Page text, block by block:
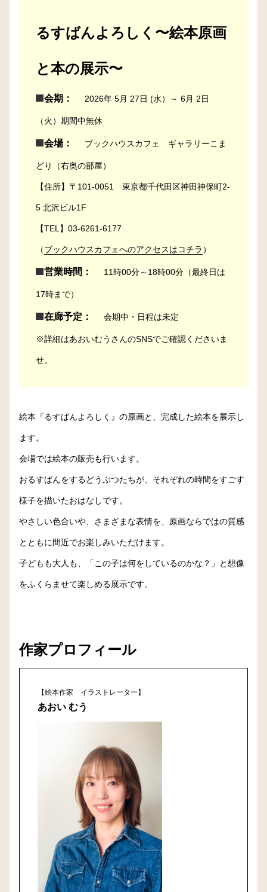
るすばんよろしく〜絵本原画
と本の展示〜
会期： 2026年 5月 27日 (水）～ 6月 2日
（火）期間中無休
会場： ブックハウスカフェ ギャラリーこま
どり（右奥の部屋）
【住所】〒101-0051 東京都千代田区神田神保町2-
5 北沢ビル1F
【TEL】03-6261-6177
（ブックハウスカフェへのアクセスはコチラ ）
営業時間： 11時00分～18時00分（最終日は
17時まで）
在廊予定： 会期中・日程は未定
※詳細はあおいむうさんのSNSでご確認くださいま
せ。
絵本『るすばんよろしく』の原画と、完成した絵本を展示し
ます。
会場では絵本の販売も行います。
おるすばんをするどうぶつたちが、それぞれの時間をすごす
様子を描いたおはなしです。
やさしい色合いや、さまざまな表情を、原画ならではの質感
とともに間近でお楽しみいただけます。
子どもも大人も、「この子は何をしているのかな？」と想像
をふくらませて楽しめる展示です。
作家プロフィール
【絵本作家 イラストレーター】
あおい むう